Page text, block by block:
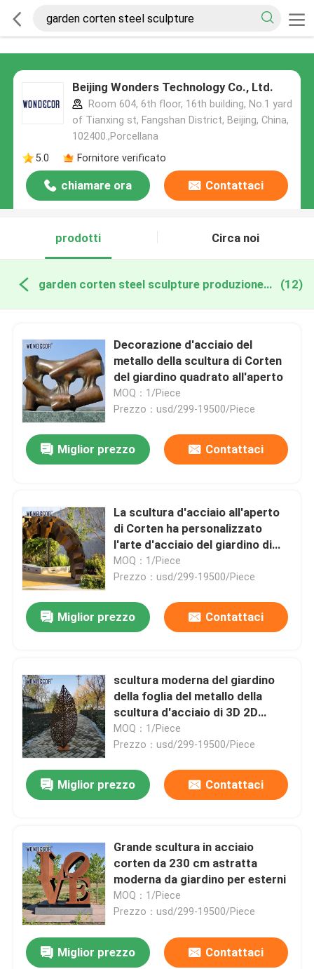
Beijing Wonders Technology Co., Ltd.
Room 604, 6th floor, 16th building, No.1 yard
of Tianxing st, Fangshan District, Beijing, China,
102400.,Porcellana
5.0
Fornitore verificato
chiamare ora Contattaci
prodotti Circa noi
garden corten steel sculpture produzione online (12)
Decorazione d'acciaio del
metallo della scultura di Corten
del giardino quadrato all'aperto
MOQ：1/Piece
Prezzo：usd/299-19500/Piece
Miglior prezzo Contattaci
La scultura d'acciaio all'aperto
di Corten ha personalizzato
l'arte d'acciaio del giardino di
Corten
MOQ：1/Piece
Prezzo：usd/299-19500/Piece
Miglior prezzo Contattaci
scultura moderna del giardino
della foglia del metallo della
scultura d'acciaio di 3D 2D
Corten
MOQ：1/Piece
Prezzo：usd/299-19500/Piece
Miglior prezzo Contattaci
Grande scultura in acciaio
corten da 230 cm astratta
moderna da giardino per esterni
MOQ：1/Piece
Prezzo：usd/299-19500/Piece
Miglior prezzo Contattaci